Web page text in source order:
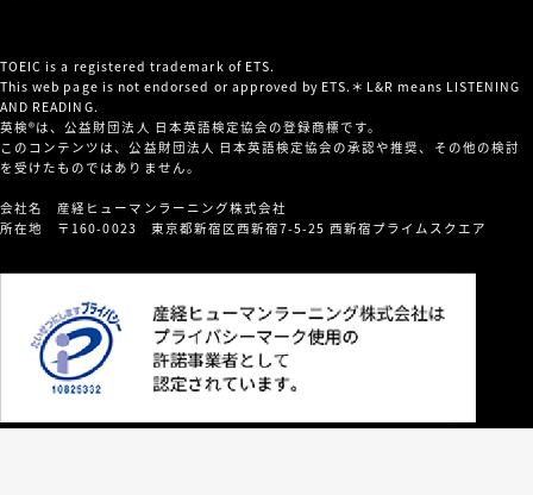
TOEIC is a registered trademark of ETS.
This web page is not endorsed or approved by ETS.＊L&R means LISTENING
AND READING.
英検®は、公益財団法人 日本英語検定協会の登録商標です。
このコンテンツは、公益財団法人 日本英語検定協会の承認や推奨、その他の検討
を受けたものではありません。
会社名 産経ヒューマンラーニング株式会社
所在地 〒160-0023 東京都新宿区西新宿7-5-25 西新宿プライムスクエア